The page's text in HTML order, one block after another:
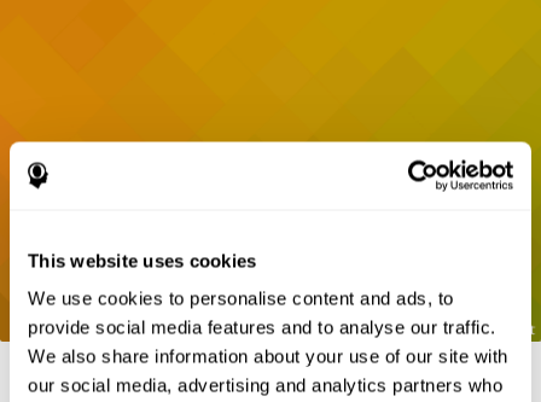
This website uses cookies
We use cookies to personalise content and ads, to
provide social media features and to analyse our traffic.
We also share information about your use of our site with
our social media, advertising and analytics partners who